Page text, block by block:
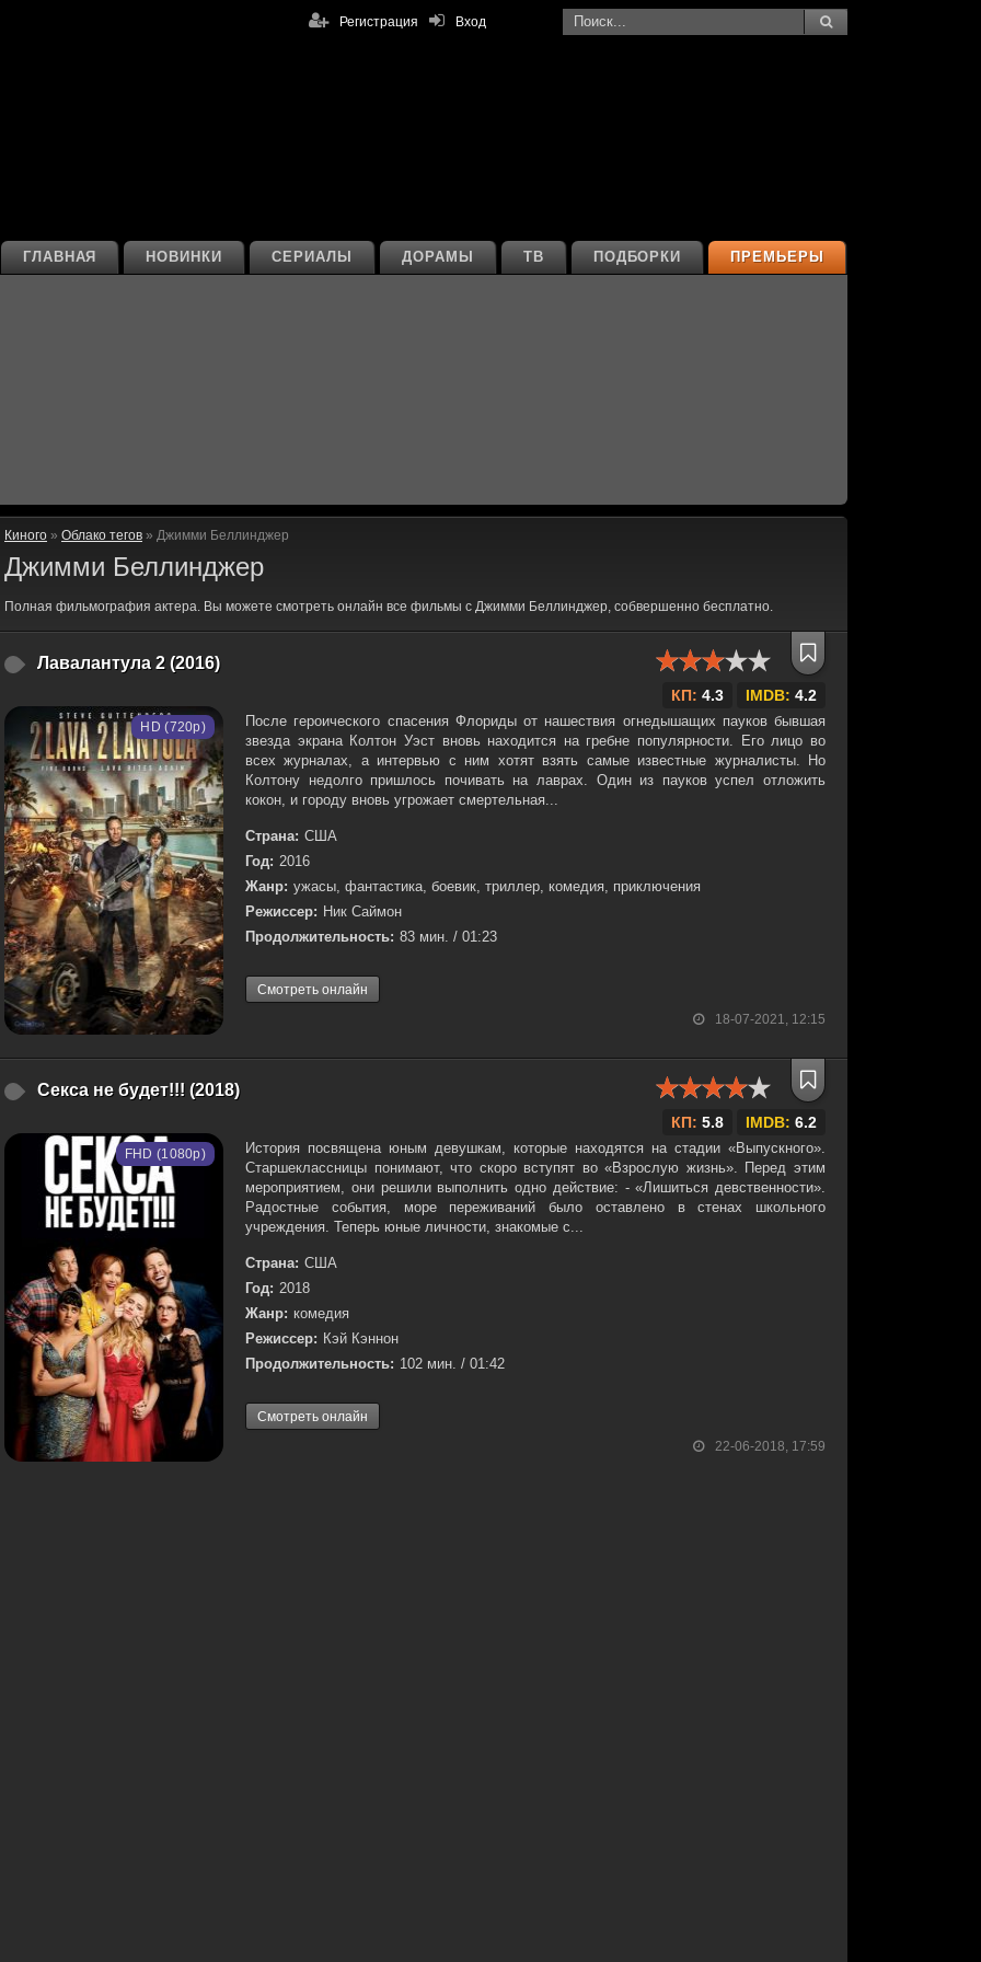
Вход
Регистрация
ПРЕМЬЕРЫ
ПОДБОРКИ
ТВ
ДОРАМЫ
СЕРИАЛЫ
НОВИНКИ
ГЛАВНАЯ
Киного » Облако тегов » Джимми Беллинджер
Джимми Беллинджер
Полная фильмография актера. Вы можете смотреть онлайн все фильмы с Джимми Беллинджер, собвершенно бесплатно.
Лавалантула 2 (2016)
КП: 4.3 IMDB: 4.2
18-07-2021, 12:15
HD (720p)
После героического спасения Флориды от нашествия огнедышащих пауков бывшая
звезда экрана Колтон Уэст вновь находится на гребне популярности. Его лицо во
всех журналах, а интервью с ним хотят взять самые известные журналисты. Но
Колтону недолго пришлось почивать на лаврах. Один из пауков успел отложить
кокон, и городу вновь угрожает смертельная...
Страна: США
Год: 2016
Жанр: ужасы, фантастика, боевик, триллер, комедия, приключения
Режиссер: Ник Саймон
Продолжительность: 83 мин. / 01:23
Смотреть онлайн
Секса не будет!!! (2018)
КП: 5.8 IMDB: 6.2
22-06-2018, 17:59
FHD (1080p)
История посвящена юным девушкам, которые находятся на стадии «Выпускного».
Старшеклассницы понимают, что скоро вступят во «Взрослую жизнь». Перед этим
мероприятием, они решили выполнить одно действие: - «Лишиться девственности».
Радостные события, море переживаний было оставлено в стенах школьного
учреждения. Теперь юные личности, знакомые с...
Страна: США
Год: 2018
Жанр: комедия
Режиссер: Кэй Кэннон
Продолжительность: 102 мин. / 01:42
Смотреть онлайн